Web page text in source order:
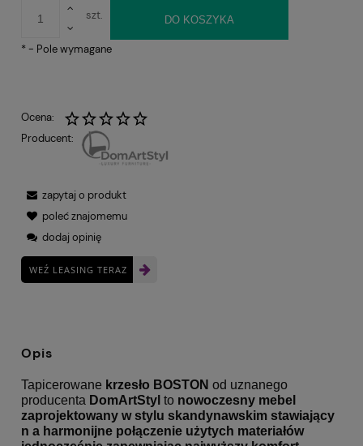
szt. DO KOSZYKA
*- Pole wymagane
Ocena:
Producent:
zapytaj o produkt
poleć znajomemu
dodaj opinię
WEŹ LEASING TERAZ
Opis
Tapicerowane krzesło BOSTON od uznanego
producenta DomArtStyl to nowoczesny mebel
zaprojektowany w stylu skandynawskim stawiający
n a harmonijne połączenie użytych materiałów